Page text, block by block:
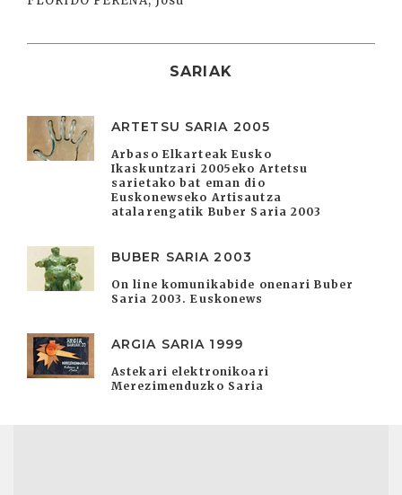
SARIAK
ARTETSU SARIA 2005
Arbaso Elkarteak Eusko
Ikaskuntzari 2005eko Artetsu
sarietako bat eman dio
Euskonewseko Artisautza
atalarengatik Buber Saria 2003
BUBER SARIA 2003
On line komunikabide onenari Buber
Saria 2003. Euskonews
ARGIA SARIA 1999
Astekari elektronikoari
Merezimenduzko Saria